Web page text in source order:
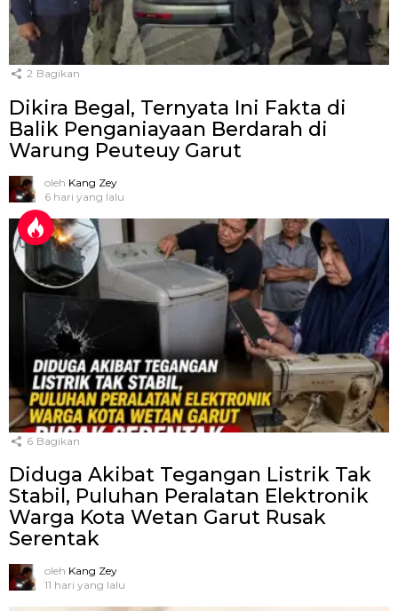
2 Bagikan
Dikira Begal, Ternyata Ini Fakta di
Balik Penganiayaan Berdarah di
Warung Peuteuy Garut
oleh Kang Zey
6 hari yang lalu
6 Bagikan
Diduga Akibat Tegangan Listrik Tak
Stabil, Puluhan Peralatan Elektronik
Warga Kota Wetan Garut Rusak
Serentak
oleh Kang Zey
11 hari yang lalu